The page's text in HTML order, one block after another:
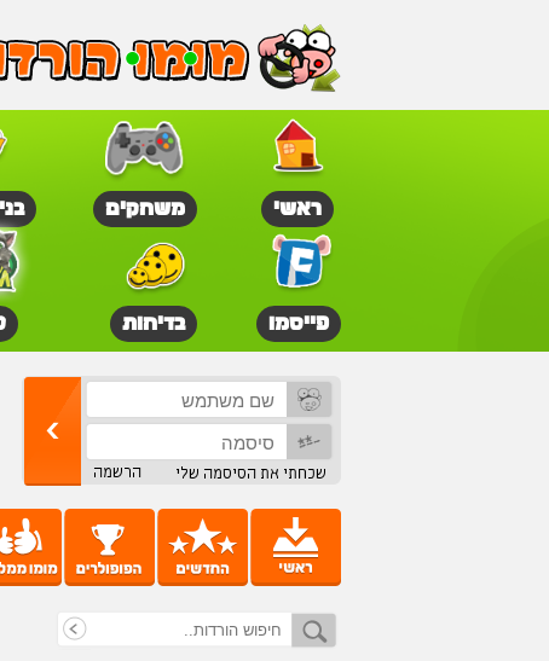
ראשי משחקים
פייסמו בדיחות
שכחתי את הסיסמה שלי הרשמה